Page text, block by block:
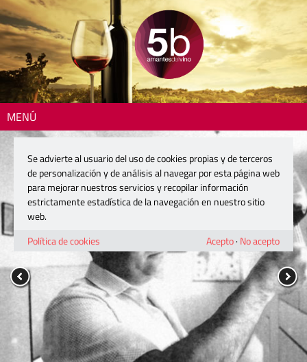
MENÚ
Se advierte al usuario del uso de cookies propias y de terceros
de personalización y de análisis al navegar por esta página web
para mejorar nuestros servicios y recopilar información
estrictamente estadística de la navegación en nuestro sitio
web.
Política de cookies
Acepto· No acepto